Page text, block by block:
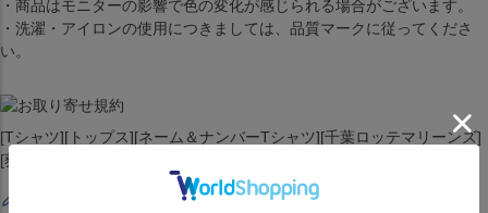
・商品はモニターの影響で色の変化が感じられる場合がございます。
・洗濯・アイロンの使用につきましては、品質マークに従ってくださ
い。
[Tシャツ][トップス][ネーム＆ナンバーTシャツ][千葉ロッテマリーンズ]
[荻野 #0][ビジター][NPB プロ野球]